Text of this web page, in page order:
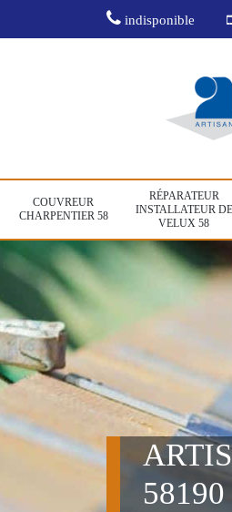
indisponible
COUVREUR
CHARPENTIER 58
RÉPARATEUR
INSTALLATEUR DE
VELUX 58
58190